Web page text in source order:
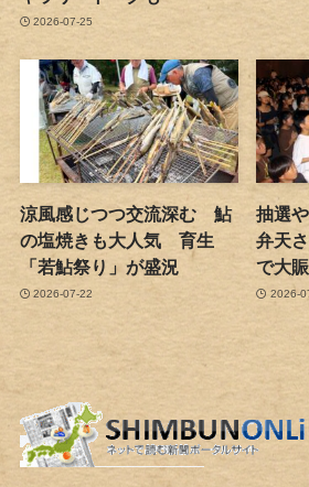
2026-07-25
涼風感じつつ交流深む 鮎
の塩焼きも大人気 育生
「若鮎祭り」が盛況
2026-07-22
抽選
弁天
で大
2026-